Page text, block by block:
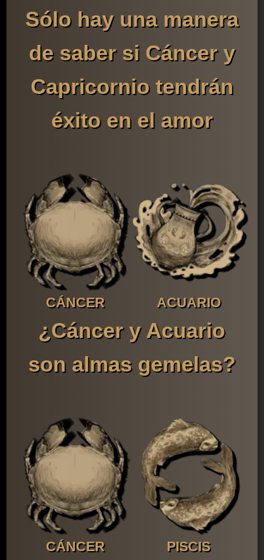
Sólo hay una manera
de saber si Cáncer y
Capricornio tendrán
éxito en el amor
CÁNCER ACUARIO
¿Cáncer y Acuario
son almas gemelas?
CÁNCER PISCIS